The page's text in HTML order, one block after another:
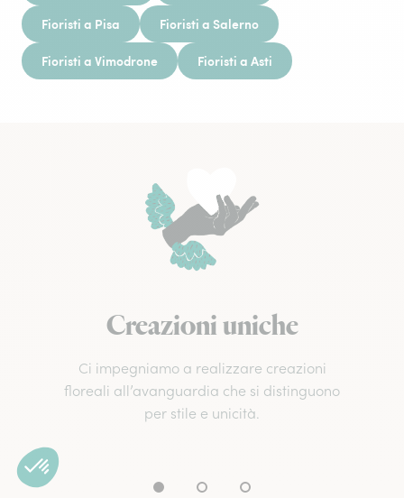
Fioristi a Pisa Fioristi a Salerno
Fioristi a Vimodrone Fioristi a Asti
Creazioni uniche
Ci impegniamo a realizzare creazioni
floreali all’avanguardia che si distinguono
per stile e unicità.